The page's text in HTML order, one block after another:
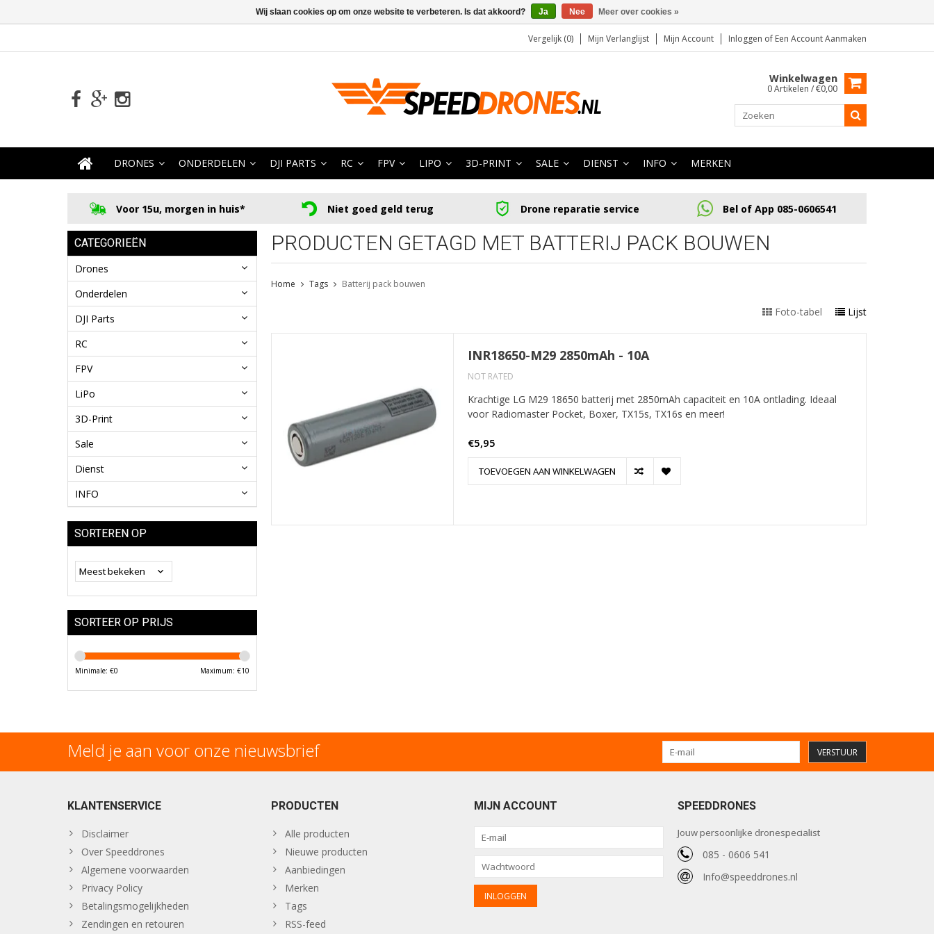
Vergelijk (0) Mijn Verlanglijst Mijn Account Inloggen of Een Account Aanmaken
Winkelwagen
0 Artikelen / €0,00
DRONES ONDERDELEN DJI PARTS RC FPV LIPO 3D-PRINT SALE DIENST INFO MERKEN
Voor 15u, morgen in huis* Niet goed geld terug Drone reparatie service Bel of App 085-0606541
CATEGORIEËN
Drones
Onderdelen
DJI Parts
RC
FPV
LiPo
3D-Print
Sale
Dienst
INFO
SORTEREN OP
SORTEER OP PRIJS
Minimale: €0 Maximum: €10
PRODUCTEN GETAGD MET BATTERIJ PACK BOUWEN
Home Tags Batterij pack bouwen
Foto-tabel Lijst
INR18650-M29 2850mAh - 10A
NOT RATED
Krachtige LG M29 18650 batterij met 2850mAh capaciteit en 10A ontlading. Ideaal
voor Radiomaster Pocket, Boxer, TX15s, TX16s en meer!
€5,95
TOEVOEGEN AAN WINKELWAGEN
Meld je aan voor onze nieuwsbrief VERSTUUR
KLANTENSERVICE
Disclaimer
Over Speeddrones
Algemene voorwaarden
Privacy Policy
Betalingsmogelijkheden
Zendingen en retouren
PRODUCTEN
Alle producten
Nieuwe producten
Aanbiedingen
Merken
Tags
RSS-feed
MIJN ACCOUNT SPEEDDRONES
Jouw persoonlijke dronespecialist
085 - 0606 541
Info@speeddrones.nl
Wij slaan cookies op om onze website te verbeteren. Is dat akkoord? Ja Nee Meer over cookies »